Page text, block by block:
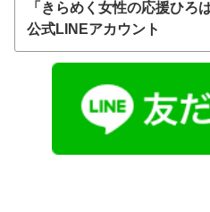
「きらめく女性の応援ひろ
公式LINEアカウント